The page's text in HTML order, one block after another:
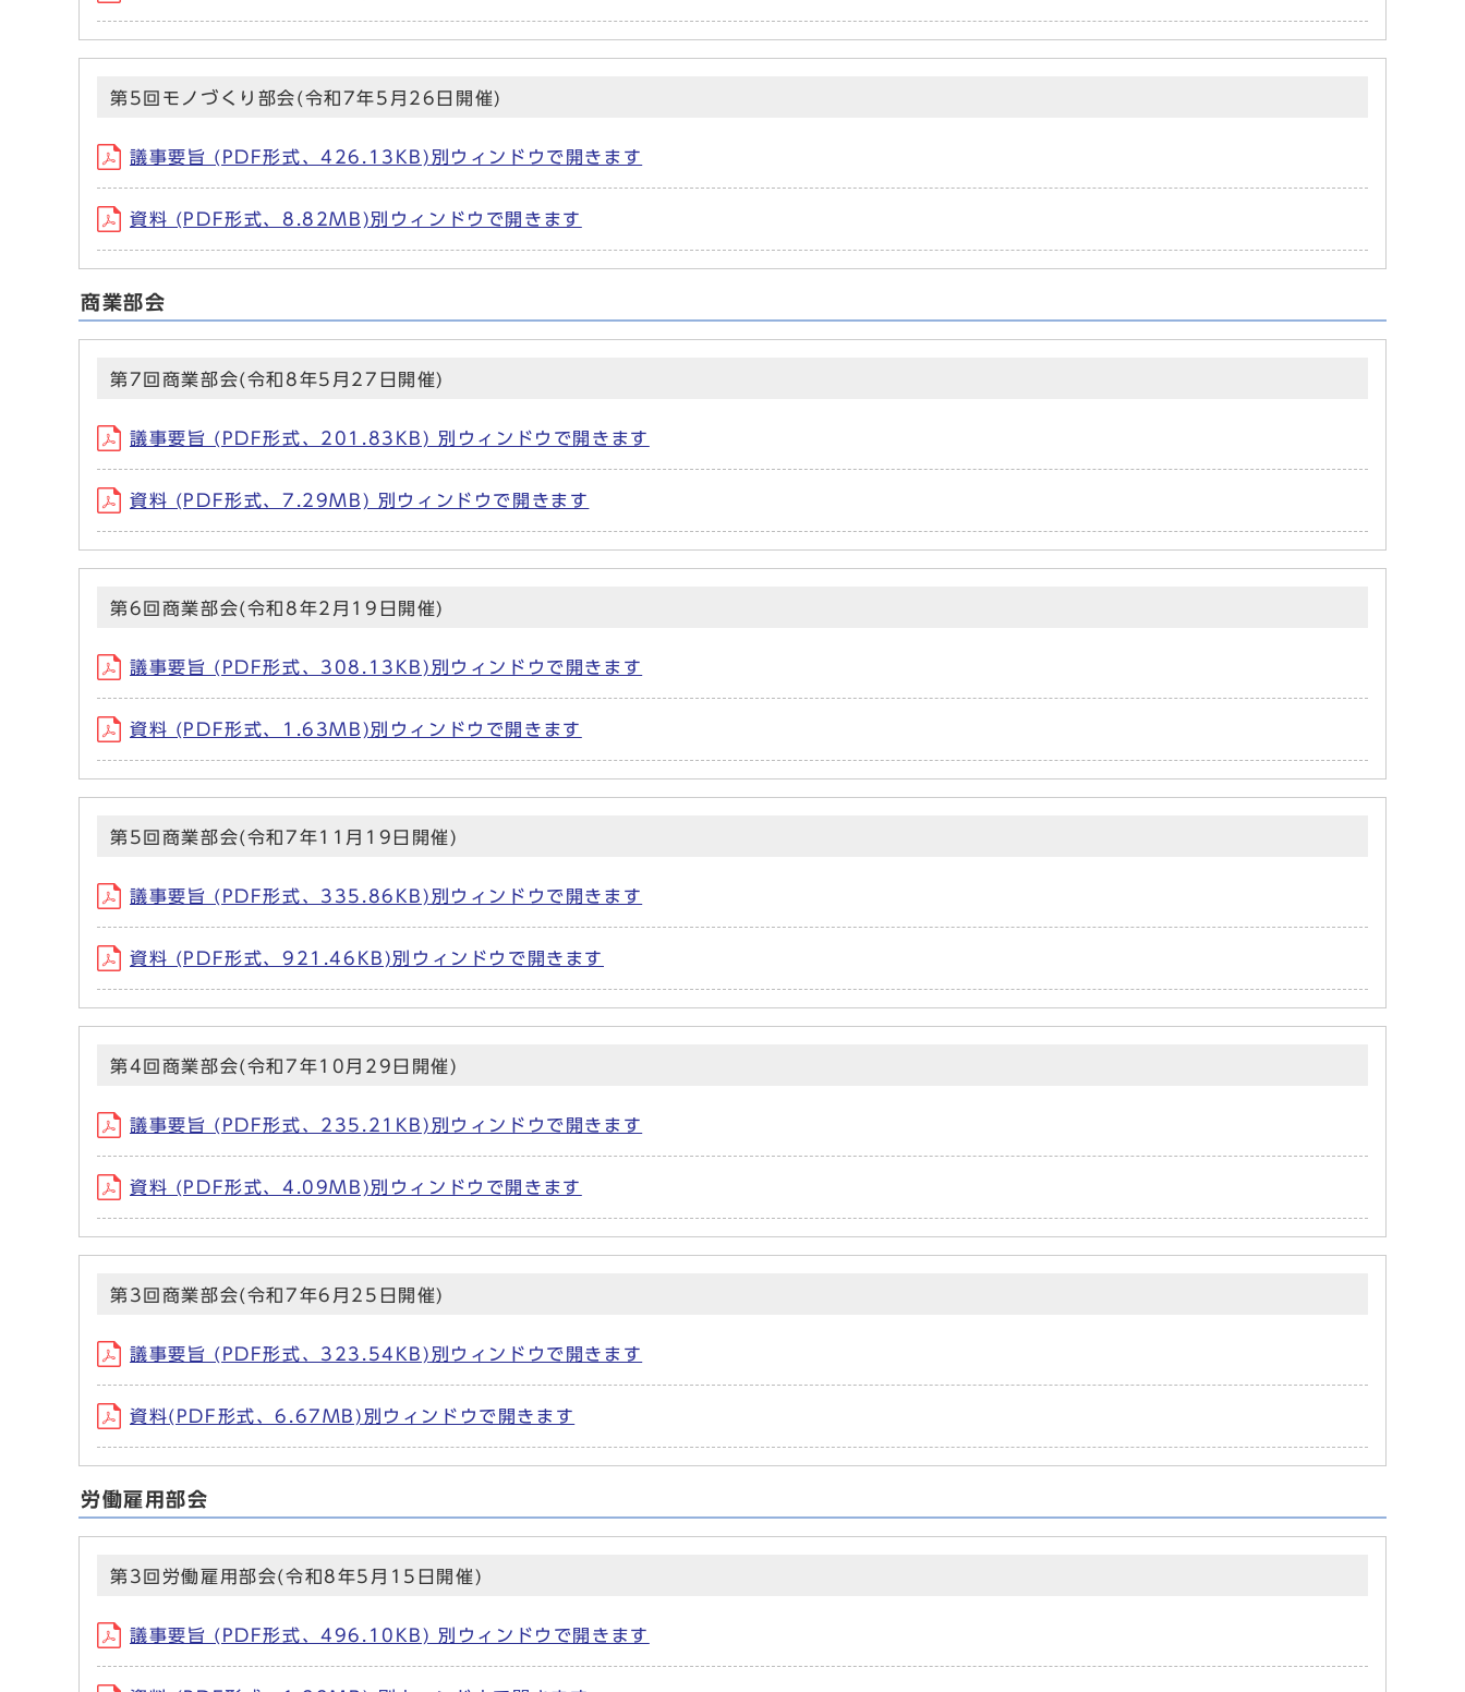
第5回モノづくり部会(令和7年5月26日開催)
議事要旨 (PDF形式、426.13KB)別ウィンドウで開きます
資料 (PDF形式、8.82MB)別ウィンドウで開きます
商業部会
第7回商業部会(令和8年5月27日開催)
議事要旨 (PDF形式、201.83KB) 別ウィンドウで開きます
資料 (PDF形式、7.29MB) 別ウィンドウで開きます
第6回商業部会(令和8年2月19日開催)
議事要旨 (PDF形式、308.13KB)別ウィンドウで開きます
資料 (PDF形式、1.63MB)別ウィンドウで開きます
第5回商業部会(令和7年11月19日開催)
議事要旨 (PDF形式、335.86KB)別ウィンドウで開きます
資料 (PDF形式、921.46KB)別ウィンドウで開きます
第4回商業部会(令和7年10月29日開催)
議事要旨 (PDF形式、235.21KB)別ウィンドウで開きます
資料 (PDF形式、4.09MB)別ウィンドウで開きます
第3回商業部会(令和7年6月25日開催)
議事要旨 (PDF形式、323.54KB)別ウィンドウで開きます
資料(PDF形式、6.67MB)別ウィンドウで開きます
労働雇用部会
第3回労働雇用部会(令和8年5月15日開催)
議事要旨 (PDF形式、496.10KB) 別ウィンドウで開きます